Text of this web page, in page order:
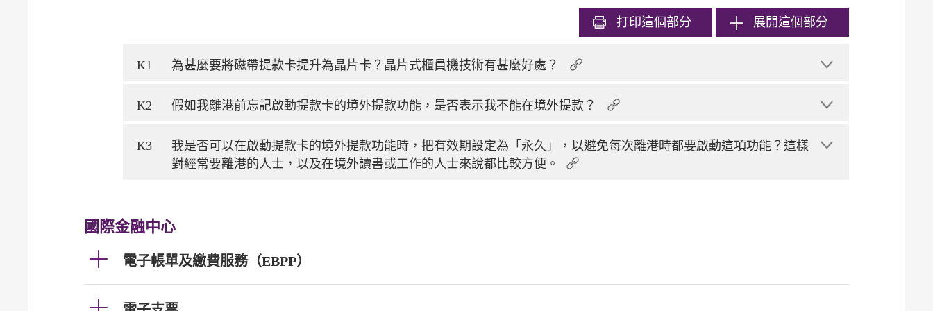
打印這個部分 展開這個部分
K1 為甚麼要將磁帶提款卡提升為晶片卡？晶片式櫃員機技術有甚麼好處？
K2 假如我離港前忘記啟動提款卡的境外提款功能，是否表示我不能在境外提款？
K3
我是否可以在啟動提款卡的境外提款功能時，把有效期設定為「永久」，以避免每次離港時都要啟動這項功能？這樣
對經常要離港的人士，以及在境外讀書或工作的人士來說都比較方便。
國際金融中心
電子帳單及繳費服務（EBPP）